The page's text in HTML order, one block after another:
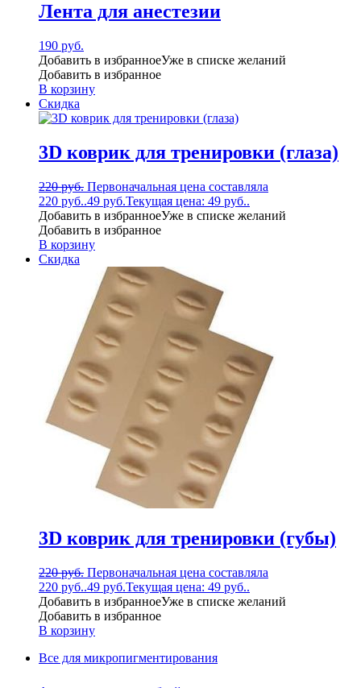
Лента для анестезии
190 руб.
Добавить в избранноеУже в списке желаний
Добавить в избранное
В корзину
Скидка
3D коврик для тренировки (глаза)
220руб. Первоначальная цена составляла
220 руб..49 руб.Текущая цена: 49 руб..
Добавить в избранноеУже в списке желаний
Добавить в избранное
В корзину
Скидка
3D коврик для тренировки (губы)
220руб. Первоначальная цена составляла
220 руб..49 руб.Текущая цена: 49 руб..
Добавить в избранноеУже в списке желаний
Добавить в избранное
В корзину
Все для микропигментирования